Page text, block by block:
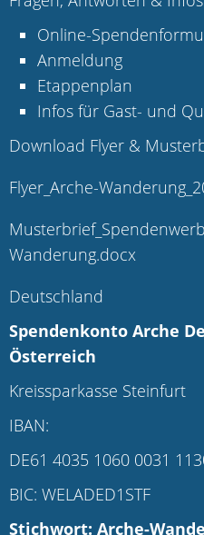
Online-
Anmeldung
Etappenplan
Infos für Gast- und
Download Flyer &
Flyer_Arche-
Wanderung.docx
Deutschland
Spendenkonto Arche
Österreich
Kreissparkasse Steinfurt
IBAN:
DE61 4035 1060 0031
BIC: WELADED1STF
Stichwort: Arche-